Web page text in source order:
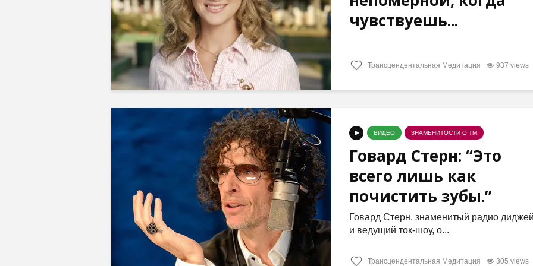
чувствуешь...
Трансцендентальная Медитация 937 views
ВИДЕО ЗНАМЕНИТОСТИ О ТМ
Говард Стерн: “Это
всего лишь как
почистить зубы.”
Говард Стерн, знаменитый радио
и ведущий ток-шоу, о...
Трансцендентальная Медитация 305 views